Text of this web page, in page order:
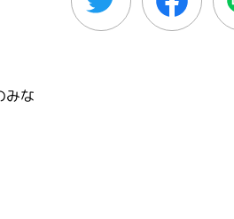
みな